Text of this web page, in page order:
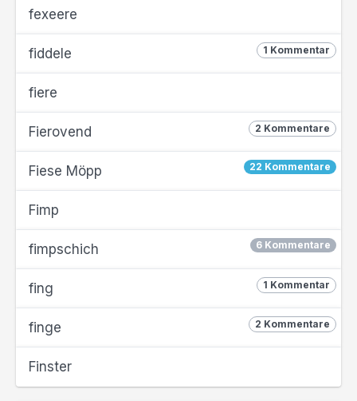
fexeere
1 Kommentar
fiddele
fiere
2 Kommentare
Fierovend
22 Kommentare
Fiese Möpp
Fimp
6 Kommentare
fimpschich
1 Kommentar
fing
2 Kommentare
finge
Finster